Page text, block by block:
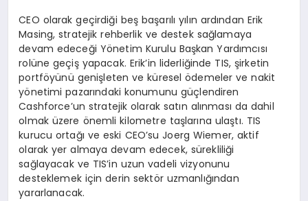
CEO olarak geçirdiği beş başarılı yılın ardından Erik
Masing, stratejik rehberlik ve destek sağlamaya
devam edeceği Yönetim Kurulu Başkan Yardımcısı
rolüne geçiş yapacak. Erik’in liderliğinde TIS, şirketin
portföyünü genişleten ve küreselödemeler ve nakit
yönetimi pazarındaki konumunu güçlendiren
Cashforce’un stratejik olarak satın alınması da dahil
olmak üzere önemli kilometre taşlarına ulaştı. TIS
kurucu ortağı ve eski CEO’suJoerg Wiemer, aktif
olarak yer almaya devam edecek, sürekliliği
sağlayacak ve TIS’in uzun vadeli vizyonunu
desteklemek için derin sektör uzmanlığından
yararlanacak.